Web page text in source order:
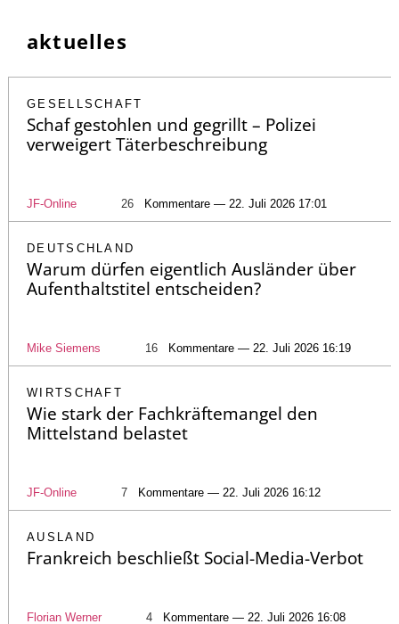
aktuelles
GESELLSCHAFT
Schaf gestohlen und gegrillt – Polizei
verweigert Täterbeschreibung
JF-Online 26 Kommentare — 22. Juli 2026 17:01
DEUTSCHLAND
Warum dürfen eigentlich Ausländer über
Aufenthaltstitel entscheiden?
Mike Siemens 16 Kommentare — 22. Juli 2026 16:19
WIRTSCHAFT
Wie stark der Fachkräftemangel den
Mittelstand belastet
JF-Online 7 Kommentare — 22. Juli 2026 16:12
AUSLAND
Frankreich beschließt Social-Media-Verbot
Florian Werner 4 Kommentare — 22. Juli 2026 16:08